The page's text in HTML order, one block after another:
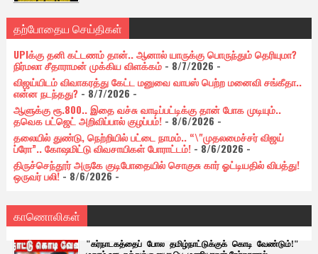
தற்போதைய செய்திகள்
UPIக்கு தனி கட்டணம் தான்.. ஆனால் யாருக்கு பொருந்தும் தெரியுமா?
நிர்மலா சீதாராமன் முக்கிய விளக்கம்- 8/7/2026 -
விஜய்யிடம் விவாகரத்து கேட்ட மனுவை வாபஸ் பெற்ற மனைவி சங்கீதா..
என்ன நடந்தது?- 8/7/2026 -
ஆளுக்கு ரூ.800.. இதை வச்சு வாடிப்பட்டிக்கு தான் போக முடியும்..
தவெக பட்ஜெட் அறிவிப்பால் குழப்பம்!- 8/6/2026 -
தலையில் துண்டு, நெற்றியில் பட்டை நாமம்.. “\"முதலமைச்சர் விஜய்
ப்ரோ”.. கோஷமிட்டு விவசாயிகள் போராட்டம்!- 8/6/2026 -
திருச்செந்தூர் அருகே குடிபோதையில் சொகுசு கார் ஓட்டியதில் விபத்து!
ஒருவர் பலி!- 8/6/2026-
காணொலிகள்
"கர்நாடகத்தைப் போல தமிழ்நாட்டுக்குக் கொடி வேண்டும்!"